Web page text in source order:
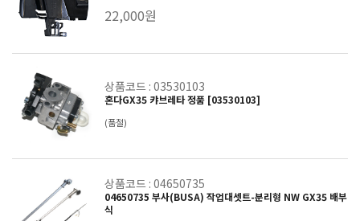
22,000원
상품코드 : 03530103
혼다GX35 캬브레타 정품 [03530103]
(품절)
상품코드 : 04650735
04650735 부사(BUSA) 작업대셋트-분리형 NW GX35 배부
식